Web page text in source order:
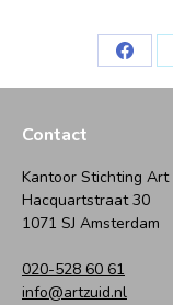
Deel
Contact
Kantoor Stichting Art
Hacquartstraat 30
1071 SJ Amsterdam
020-528 60 61
info@artzuid.nl